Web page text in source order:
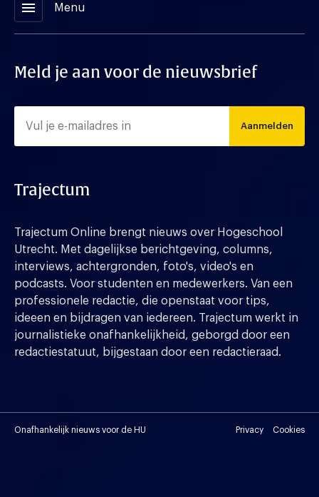
menu Menu
Meld je aan voor de nieuwsbrief
Aanmelden
Trajectum
Trajectum Online brengt nieuws over Hogeschool
Utrecht. Met dagelijkse berichtgeving, columns,
interviews, achtergronden, foto's, video's en
podcasts. Voor studenten en medewerkers. Van een
professionele redactie, die openstaat voor tips,
ideeen en bijdragen van iedereen. Trajectum werkt in
journalistieke onafhankelijkheid, geborgd door een
redactiestatuut, bijgestaan door een redactieraad.
Onafhankelijk nieuws voor de HU Privacy Cookies